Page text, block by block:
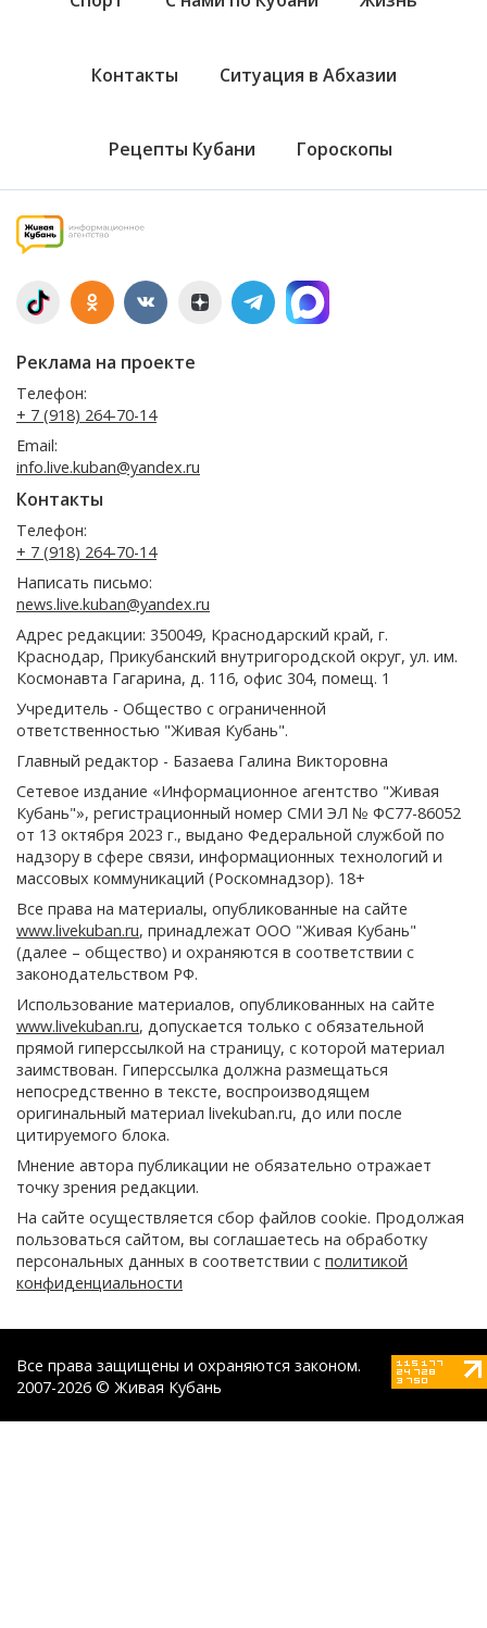
Контакты Ситуация в Абхазии
Рецепты Кубани Гороскопы
Реклама на проекте
Телефон:
+ 7 (918) 264-70-14
Email:
info.live.kuban@yandex.ru
Контакты
Телефон:
+ 7 (918) 264-70-14
Написать письмо:
news.live.kuban@yandex.ru
Адрес редакции: 350049, Краснодарский край, г.
Краснодар, Прикубанский внутригородской округ, ул. им.
Космонавта Гагарина, д. 116, офис 304, помещ. 1
Учредитель - Общество с ограниченной
ответственностью "Живая Кубань".
Главный редактор - Базаева Галина Викторовна
Сетевое издание «Информационное агентство "Живая
Кубань"», регистрационный номер СМИ ЭЛ № ФС77-86052
от 13 октября 2023 г., выдано Федеральной службой по
надзору в сфере связи, информационных технологий и
массовых коммуникаций (Роскомнадзор). 18+
Все права на материалы, опубликованные на сайте
www.livekuban.ru, принадлежат ООО "Живая Кубань"
(далее – общество) и охраняются в соответствии с
законодательством РФ.
Использование материалов, опубликованных на сайте
www.livekuban.ru, допускается только с обязательной
прямой гиперссылкой на страницу, с которой материал
заимствован. Гиперссылка должна размещаться
непосредственно в тексте, воспроизводящем
оригинальный материал livekuban.ru, до или после
цитируемого блока.
Мнение автора публикации не обязательно отражает
точку зрения редакции.
На сайте осуществляется сбор файлов cookie. Продолжая
пользоваться сайтом, вы соглашаетесь на обработку
персональных данных в соответствии с политикой
конфиденциальности
Все права защищены и охраняются законом.
2007-2026 © Живая Кубань